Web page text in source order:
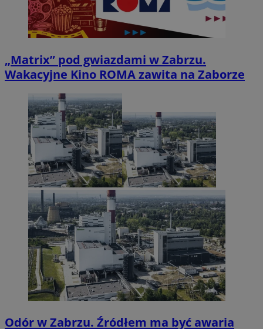
„Matrix” pod gwiazdami w Zabrzu.
Wakacyjne Kino ROMA zawita na Zaborze
Odór w Zabrzu. Źródłem ma być awaria